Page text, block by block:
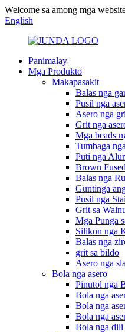
Welcome sa among mga
English
Panimalay
Mga Produkto
Makapasakit
Balas nga
Pusil nga
Asero nga
Grit nga
Mga beads
Tumbaga
Puti nga
Brown
Balas nga
Guntinga
Pusil nga
Grit sa
Mga Punga
Silikon nga
Balas nga
grit sa bildo
Asero nga
Bola nga asero
Pinutol nga
Bola nga
Bola nga
Bola nga
Bola nga dili